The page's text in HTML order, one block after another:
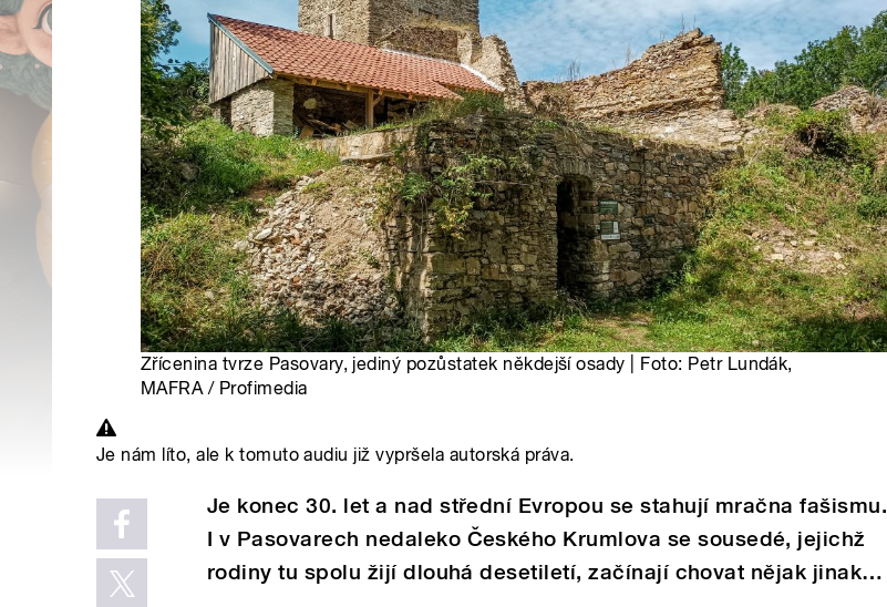
Zřícenina tvrze Pasovary, jediný pozůstatek někdejší osady | Foto: Petr Lundák,
MAFRA / Profimedia
Je nám líto, ale k tomuto audiu již vypršela autorská práva.
Je konec 30. let a nad střední Evropou se stahují mračna fašismu.
I v Pasovarech nedaleko Českého Krumlova se sousedé, jejichž
rodiny tu spolu žijí dlouhá desetiletí, začínají chovat nějak jinak…